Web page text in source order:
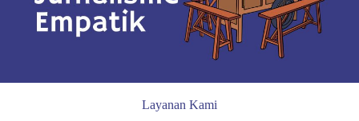
Layanan Kami